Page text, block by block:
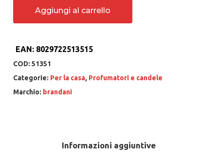
Aggiungi al carrello
EAN: 8029722513515
COD: 51351
Categorie: Per la casa, Profumatori e candele
Marchio: brandani
Informazioni aggiuntive